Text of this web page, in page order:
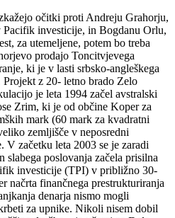
očitki proti Andreju Grahorju,
investicije, in Bogdanu Orlu,
za utemeljene, potem bo treba
prodajo Toncitvjevega
ki je v lasti srbsko-angleškega
z 20- letno brado Zelo
je leta 1994 začel avstralski
Zrim, ki je od občine Koper za
mark (60 mark za kvadratni
zemljišče v neposredni
V začetku leta 2003 se je zaradi
slabega poslovanja začela prisilna
investicije (TPI) v približno 30-
načrta finančnega prestrukturiranja
denarja nismo mogli
za upnike. Nikoli nisem dobil